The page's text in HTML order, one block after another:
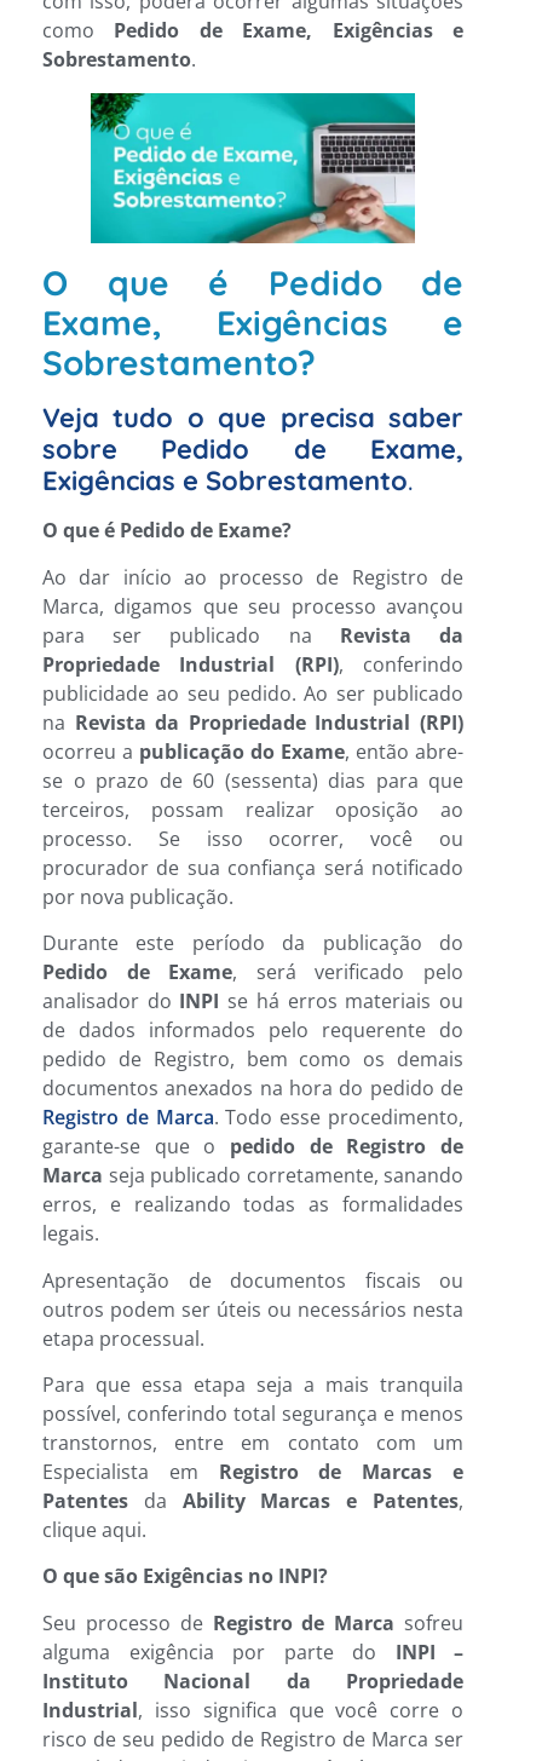
como Pedido de Exame, Exigências e
Sobrestamento.
O que é Pedido de
Exame, Exigências e
Sobrestamento?
Veja tudo o que precisa saber
sobre Pedido de Exame,
Exigências e Sobrestamento.
O que é Pedido de Exame?
Ao dar início ao processo de Registro de
Marca, digamos que seu processo avançou
para ser publicado na Revista da
Propriedade Industrial (RPI), conferindo
publicidade ao seu pedido. Ao ser publicado
na Revista da Propriedade Industrial (RPI)
ocorreu a publicação do Exame, então abre-
se o prazo de 60 (sessenta) dias para que
terceiros, possam realizar oposição ao
processo. Se isso ocorrer, você ou
procurador de sua confiança será notificado
por nova publicação.
Durante este período da publicação do
Pedido de Exame, será verificado pelo
analisador do INPI se há erros materiais ou
de dados informados pelo requerente do
pedido de Registro, bem como os demais
documentos anexados na hora do pedido de
Registro de Marca. Todo esse procedimento,
garante-se que o pedido de Registro de
Marca seja publicado corretamente, sanando
erros, e realizando todas as formalidades
legais.
Apresentação de documentos fiscais ou
outros podem ser úteis ou necessários nesta
etapa processual.
Para que essa etapa seja a mais tranquila
possível, conferindo total segurança e menos
transtornos, entre em contato com um
Especialista em Registro de Marcas e
Patentes da Ability Marcas e Patentes,
clique aqui.
O que são Exigências no INPI?
Seu processo de Registro de Marca sofreu
alguma exigência por parte do INPI –
Instituto Nacional da Propriedade
Industrial, isso significa que você corre o
risco de seu pedido de Registro de Marca ser